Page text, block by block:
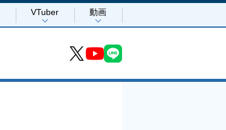
VTuber 動画